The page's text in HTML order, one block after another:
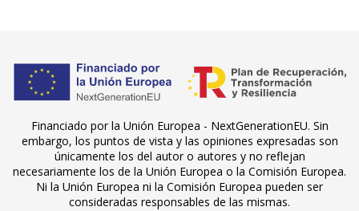
Financiado por la Unión Europea - NextGenerationEU. Sin
embargo, los puntos de vista y las opiniones expresadas son
únicamente los del autor o autores y no reflejan
necesariamente los de la Unión Europea o la Comisión Europea.
Ni la Unión Europea ni la Comisión Europea pueden ser
consideradas responsables de las mismas.